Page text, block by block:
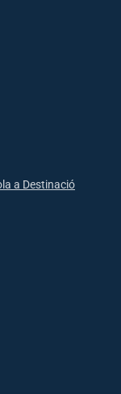
a Destinació